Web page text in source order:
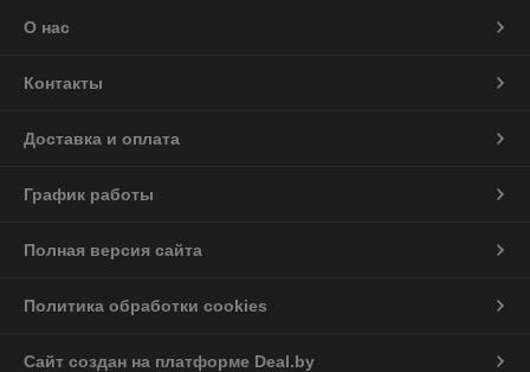
О нас
Контакты
Доставка и оплата
График работы
Полная версия сайта
Политика обработки cookies
Сайт создан на платформе Deal.by